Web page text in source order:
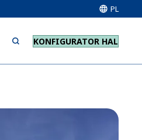
PL
KONFIGURATOR HAL